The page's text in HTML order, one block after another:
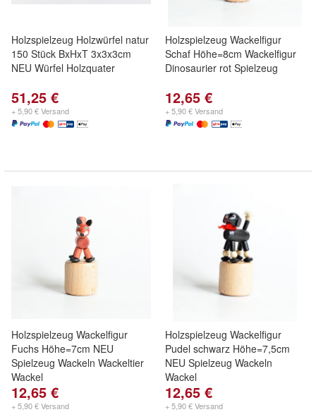
Holzspielzeug Holzwürfel natur
150 Stück BxHxT 3x3x3cm
NEU Würfel Holzquater
51,25 €
+ 5,90 € Versand
Holzspielzeug Wackelfigur
Schaf Höhe=8cm Wackelfigur
Dinosaurier rot Spielzeug
12,65 €
+ 5,90 € Versand
Holzspielzeug Wackelfigur
Fuchs Höhe=7cm NEU
Spielzeug Wackeln Wackeltier
Wackel
12,65 €
+ 5,90 € Versand
Holzspielzeug Wackelfigur
Pudel schwarz Höhe=7,5cm
NEU Spielzeug Wackeln
Wackel
12,65 €
+ 5,90 € Versand